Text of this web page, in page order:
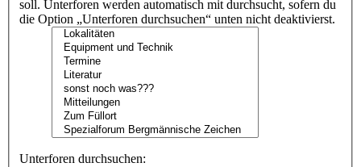
soll. Unterforen werden automatisch mit durchsucht, sofern du
die Option „Unterforen durchsuchen“ unten nicht deaktivierst.
Unterforen durchsuchen: